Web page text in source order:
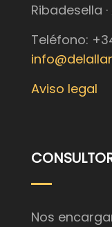
Ribadesella
Teléfono:
Aviso legal
Nos